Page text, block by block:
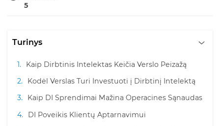
5
Turinys
Kaip Dirbtinis Intelektas Keičia Verslo Peizažą
Kodėl Verslas Turi Investuoti į Dirbtinį Intelektą
Kaip DI Sprendimai Mažina Operacines Sąnaudas
DI Poveikis Klientų Aptarnavimui